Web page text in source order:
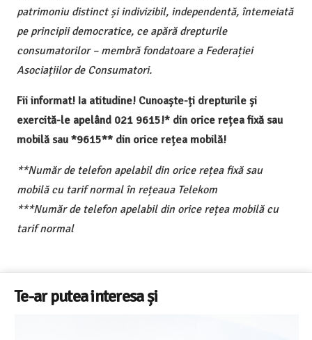
patrimoniu distinct și indivizibil, independentă, întemeiată
pe principii democratice, ce apără drepturile
consumatorilor – membră fondatoare a Federației
Asociațiilor de Consumatori.
Fii informat! Ia atitudine! Cunoaște-ți drepturile și
exercită-le apelând 021 9615!* din orice rețea fixă sau
mobilă sau *9615** din orice rețea mobilă!
**Număr de telefon apelabil din orice rețea fixă sau
mobilă cu tarif normal în rețeaua Telekom
***Număr de telefon apelabil din orice rețea mobilă cu
tarif normal
Te-ar putea interesa și